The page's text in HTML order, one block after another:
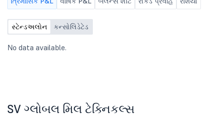
સ્ટેન્ડઅલોન કન્સોલિડેટેડ
No data available.
SV ગ્લોબલ મિલ ટેક્નિકલ્સ